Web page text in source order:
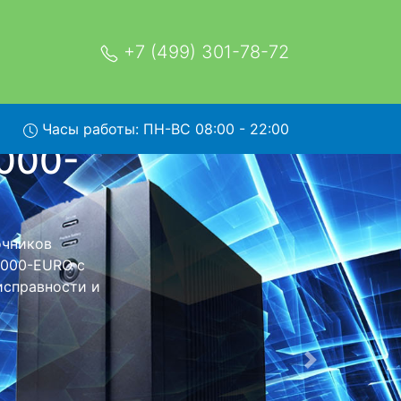
+7 (499) 301-78-72
Часы работы: ПН-ВС 08:00 - 22:00
G2-
в
вывозом в
обратно.
Следующая